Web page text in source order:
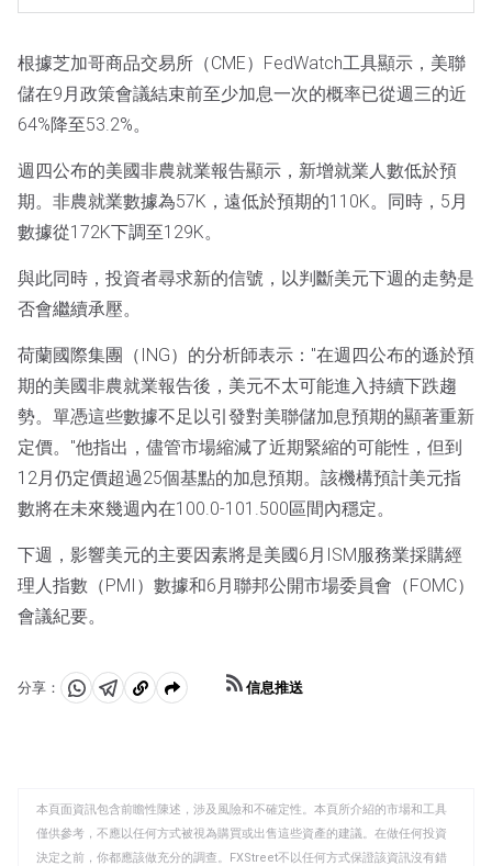
根據芝加哥商品交易所（CME）FedWatch工具顯示，美聯
儲在9月政策會議結束前至少加息一次的概率已從週三的近
64%降至53.2%。
週四公布的美國非農就業報告顯示，新增就業人數低於預
期。非農就業數據為57K，遠低於預期的110K。同時，5月
數據從172K下調至129K。
與此同時，投資者尋求新的信號，以判斷美元下週的走勢是
否會繼續承壓。
荷蘭國際集團（ING）的分析師表示："在週四公布的遜於預
期的美國非農就業報告後，美元不太可能進入持續下跌趨
勢。單憑這些數據不足以引發對美聯儲加息預期的顯著重新
定價。"他指出，儘管市場縮減了近期緊縮的可能性，但到
12月仍定價超過25個基點的加息預期。該機構預計美元指
數將在未來幾週內在100.0-101.500區間內穩定。
下週，影響美元的主要因素將是美國6月ISM服務業採購經
理人指數（PMI）數據和6月聯邦公開市場委員會（FOMC）
會議紀要。
分享：
分 分 複
板
信息推送
本頁面資訊包含前瞻性陳述，涉及風險和不確定性。本頁所介紹的市場和工具
僅供參考，不應以任何方式被視為購買或出售這些資產的建議。在做任何投資
決定之前，你都應該做充分的調查。FXStreet不以任何方式保證該資訊沒有錯